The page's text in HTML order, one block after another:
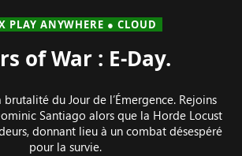
PLAY ANYWHERE ● CLOUD
of War : E-Day.
brutalité du Jour de l’Émergence. Rejoins
Santiago alors que la Horde Locust
donnant lieu à un combat désespéré
pour la survie.